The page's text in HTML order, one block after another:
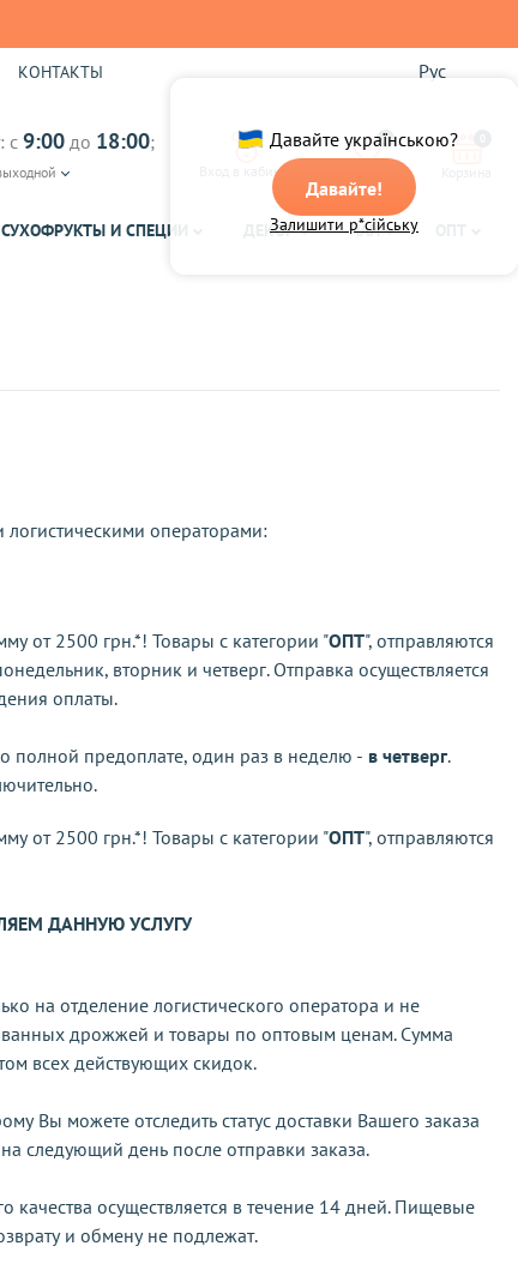
Давайте українською?
Давайте!
Залишити р*сійську
КОНТАКТЫ Рус
с 9:00 до 18:00;
Вход в кабинет
0
И СПЕЦИИ ДЕКОР ЧАЙ
логистическими операторами:
от 2500 грн.*! Товары с категории "ОПТ", отправляются
вторник и четверг. Отправка осуществляется
оплаты.
полной предоплате, один раз в неделю - в четверг.
от 2500 грн.*! Товары с категории "ОПТ", отправляются
ДАННУЮ УСЛУГУ
на отделение логистического оператора и не
дрожжей и товары по оптовым ценам. Сумма
всех действующих скидок.
Вы можете отследить статус доставки Вашего заказа
следующий день после отправки заказа.
качества осуществляется в течение 14 дней. Пищевые
и обмену не подлежат.